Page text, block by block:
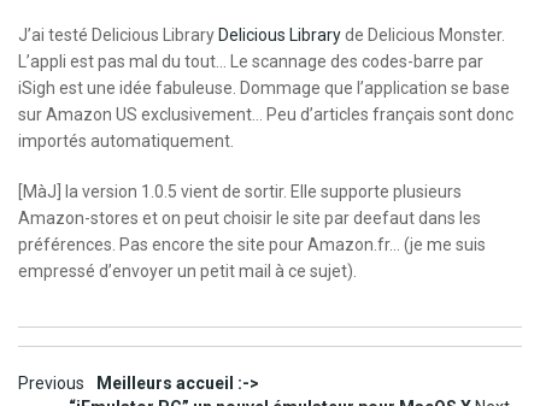
J’ai testé Delicious Library Delicious Libraryde Delicious Monster.
L’appli est pas mal du tout… Le scannage des codes-barre par
iSigh est une idée fabuleuse. Dommage que l’application se base
sur Amazon US exclusivement… Peu d’articles français sont donc
importés automatiquement.
[MàJ] la version 1.0.5 vient de sortir. Elle supporte plusieurs
Amazon-stores et on peut choisir le site par deefaut dans les
préférences. Pas encore the site pour Amazon.fr… (je me suis
empressé d’envoyer un petit mail à ce sujet).
Post
Previous
Meilleurs accueil :->